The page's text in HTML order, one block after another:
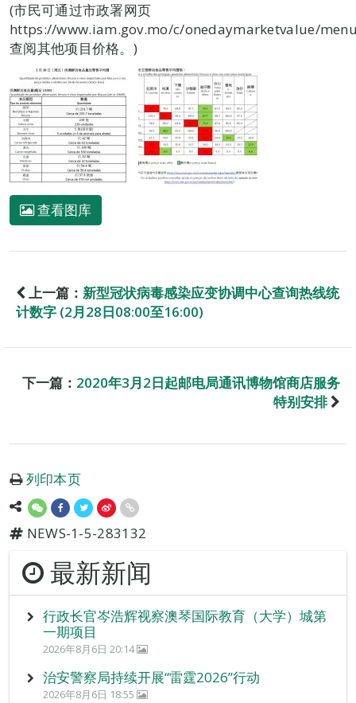
(市民可通过市政署网页
https://www.iam.gov.mo/c/onedaymarketvalue/
查阅其他项目价格。)
查看图库
上一篇： 新型冠状病毒感染应变协调中心查询热线统
计数字 (2月28日08:00至16:00)
下一篇： 2020年3月2日起邮电局通讯博物馆商店服务
特别安排
列印本页
NEWS-1-5-283132
最新新闻
行政长官岑浩辉视察澳琴国际教育（大学）城第
一期项目
2026年8月6日 20:14
治安警察局持续开展“雷霆2026”行动
2026年8月6日 18:55